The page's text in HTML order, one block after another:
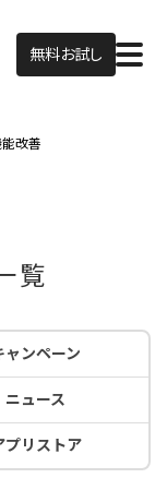
無料お試し
改善
覧
ャンペーン
ニュース
プリストア